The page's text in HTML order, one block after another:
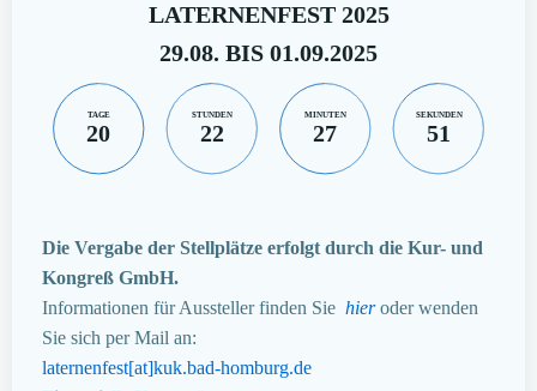
LATERNENFEST 2025
29.08. BIS 01.09.2025
TAGE
20
STUNDEN
22
MINUTEN
27
SEKUNDEN
50
Die Vergabe der Stellplätze erfolgt durch die Kur- und
Kongreß GmbH.
Informationen für Aussteller finden Sie hieroder wenden
Sie sich per Mail an:
laternenfest[at]kuk.bad-homburg.de